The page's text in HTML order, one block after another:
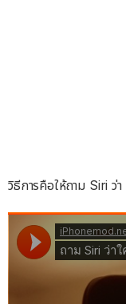
วิธีการคือให้ถาม Siri ว่า